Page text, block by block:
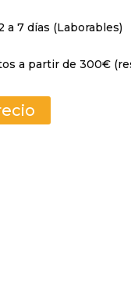
a 7 días (Laborables)
a partir de 300€